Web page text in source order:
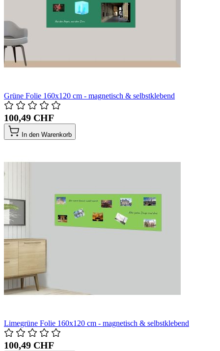
Grüne Folie 160x120 cm - magnetisch & selbstklebend
100,49 CHF
In den Warenkorb
Limegrüne Folie 160x120 cm - magnetisch & selbstklebend
100,49 CHF